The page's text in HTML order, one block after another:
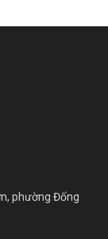
phường Đống